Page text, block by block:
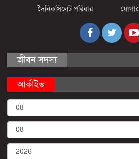
দৈনিকসিলেট পরিবার
জীবন সদস্য
আর্কাইভ